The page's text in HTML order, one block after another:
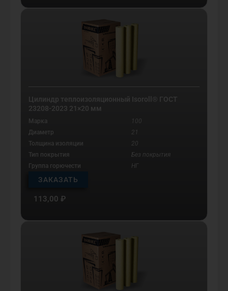
Цилиндр теплоизоляционный Isoroll® ГОСТ
23208-2023 21×20 мм
Марка
100
Диаметр
21
Толщина изоляции
20
Тип покрытия
Без покрытия
Группа горючести
НГ
ЗАКАЗАТЬ
113,00 ₽